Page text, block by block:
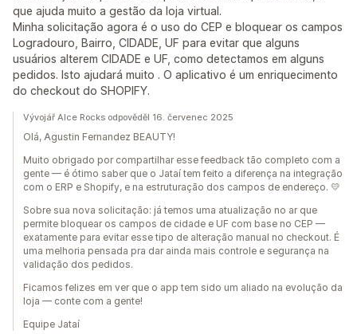
que ajuda muito a gestão da loja virtual.
Minha solicitação agora é o uso do CEP e bloquear os campos
Logradouro, Bairro, CIDADE, UF para evitar que alguns
usuários alterem CIDADE e UF, como detectamos em alguns
pedidos. Isto ajudará muito . O aplicativo é um enriquecimento
do checkout do SHOPIFY.
Vývojář Alce Rocks odpověděl 16. červenec 2025
Olá, Agustin Fernandez BEAUTY!
Muito obrigado por compartilhar esse feedback tão completo com a
gente — é ótimo saber que o Jataí tem feito a diferença na integração
com o ERP e Shopify, e na estruturação dos campos de endereço. 💛
Sobre sua nova solicitação: já temos uma atualização no ar que
permite bloquear os campos de cidade e UF com base no CEP —
exatamente para evitar esse tipo de alteração manual no checkout. É
uma melhoria pensada pra dar ainda mais controle e segurança na
validação dos pedidos.
Ficamos felizes em ver que o app tem sido um aliado na evolução da
loja — conte com a gente!
Equipe Jataí